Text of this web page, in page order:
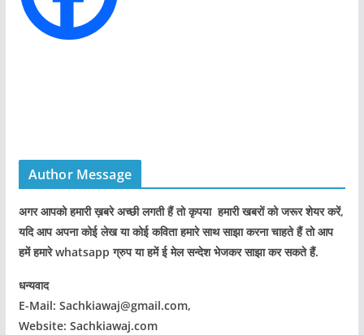
Author Message
अगर आपको हमारी ख़बरे अच्छी लगती हैं तो कृपया हमारी खबरों को जरूर शेयर करें,
यदि आप अपना कोई लेख या कोई कविता हमारे साथ साझा करना चाहते हैं तो आप
हमें हमारे whatsapp ग्रुप या हमें ई मेल सन्देश भेजकर साझा कर सकते हैं.
धन्यवाद
E-Mail: Sachkiawaj@gmail.com,
Website: Sachkiawaj.com